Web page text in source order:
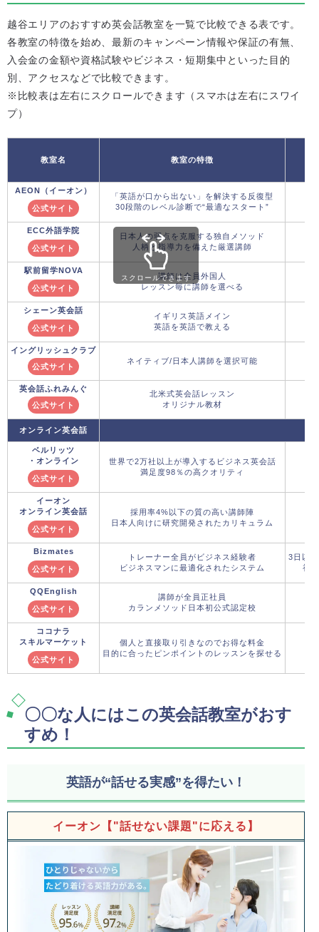
越谷エリアのおすすめ英会話教室を一覧で比較できる表です。
各教室の特徴を始め、最新のキャンペーン情報や保証の有無、
入会金の金額や資格試験やビジネス・短期集中といった目的
別、アクセスなどで比較できます。
※比較表は左右にスクロールできます（スマホは左右にスワイ
プ）
教室名 教室の特徴
AEON（イーオン）
公式サイト
「英語が口から出ない」を解決する反復型
30段階のレベル診断で“最適なスタート”
ECC外語学院
公式サイト
日本人の弱点を克服する独自メソッド
人柄と指導力を備えた厳選講師
駅前留学NOVA
公式サイト
講師は全員外国人
レッスン毎に講師を選べる
シェーン英会話
公式サイト
イギリス英語メイン
英語を英語で教える
イングリッシュクラブ
公式サイト
ネイティブ/日本人講師を選択可能
英会話ふれみんぐ
公式サイト
北米式英会話レッスン
オリジナル教材
オンライン英会話
ベルリッツ
・オンライン
公式サイト
世界で2万社以上が導入するビジネス英会話
満足度98％の高クオリティ
イーオン
オンライン英会話
公式サイト
採用率4%以下の質の高い講師陣
日本人向けに研究開発されたカリキュラム
Bizmates
公式サイト
トレーナー全員がビジネス経験者
ビジネスマンに最適化されたシステム
3日以
初
QQEnglish
公式サイト
講師が全員正社員
カランメソッド日本初公式認定校
ココナラ
スキルマーケット
公式サイト
個人と直接取り引きなのでお得な料金
目的に合ったピンポイントのレッスンを探せる
スクロールできます
〇〇な人にはこの英会話教室がおす
すめ！
英語が“話せる実感”を得たい！
イーオン【"話せない課題"に応える】